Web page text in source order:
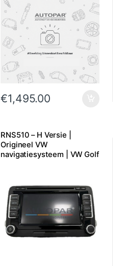
€1,495.00
RNS510 – H Versie |
Origineel VW
navigatiesysteem | VW Golf